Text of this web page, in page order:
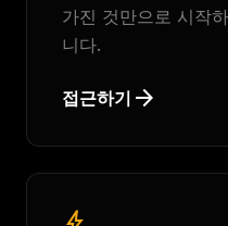
가진 것만으로 시작
니다.
접근하기 arrow_forward